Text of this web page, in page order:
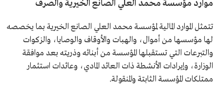
موارد مؤسسة محمد العلي الصانع الخيرية والصرف
تتمثل الموارد المالية لمؤسسة محمد العلي الصانع الخيرية بما يخصصه
لها مؤسسها من أموال، والهبات والأوقاف والوصايا، والزكوات
والتبرعات التي تستقبلها المؤسسة من أبنائه وذريته بعد موافقة
الوزارة، وإيرادات الأنشطة ذات العائد المادي، وعائدات استثمار
ممتلكات المؤسسة الثابتة والمنقولة.